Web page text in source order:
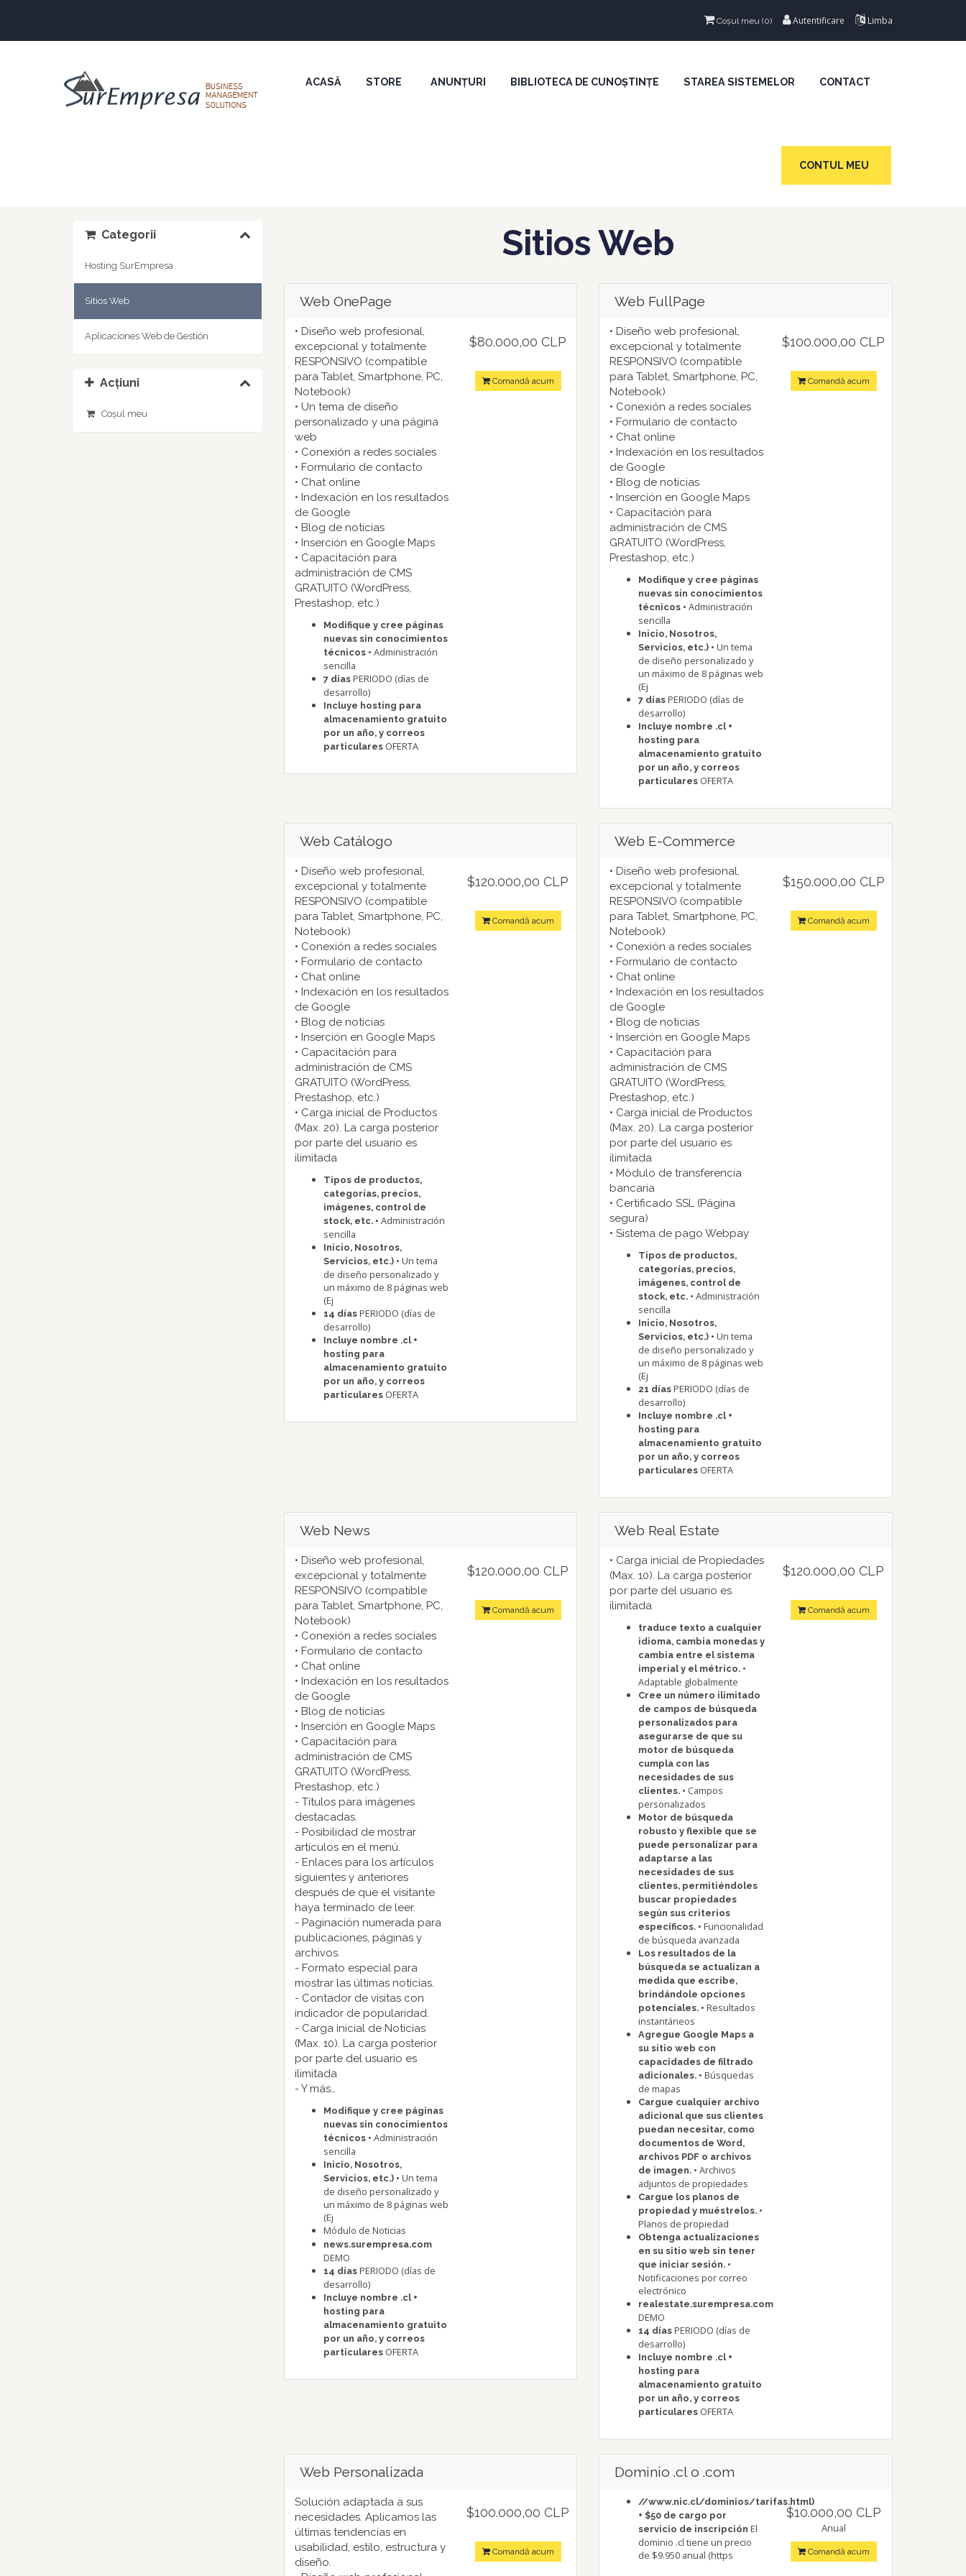
Limba
Autentificare
Coșul meu (0)
ACASĂ STORE ANUNȚURI BIBLIOTECA DE CUNOȘTINȚE STAREA SISTEMELOR CONTACT
CONTUL MEU
Sitios Web
Categorii
Hosting SurEmpresa
Sitios Web
Aplicaciones Web de Gestión
Acțiuni
Coșul meu
Web OnePage
• Diseño web profesional,
excepcional y totalmente
RESPONSIVO (compatible
para Tablet, Smartphone, PC,
Notebook)
• Un tema de diseño
personalizado y una página
web
• Conexión a redes sociales
• Formulario de contacto
• Chat online
• Indexación en los resultados
de Google
• Blog de noticias
• Inserción en Google Maps
• Capacitación para
administración de CMS
GRATUITO (WordPress,
Prestashop, etc.)
Modifique y cree páginas
nuevas sin conocimientos
técnicos• Administración
sencilla
7 díasPERIODO (días de
desarrollo)
Incluye hosting para
almacenamiento gratuito
por un año, y correos
particularesOFERTA
$80.000,00 CLP
Comandă acum
Web FullPage
• Diseño web profesional,
excepcional y totalmente
RESPONSIVO (compatible
para Tablet, Smartphone, PC,
Notebook)
• Conexión a redes sociales
• Formulario de contacto
• Chat online
• Indexación en los resultados
de Google
• Blog de noticias
• Inserción en Google Maps
• Capacitación para
administración de CMS
GRATUITO (WordPress,
Prestashop, etc.)
Modifique y cree páginas
nuevas sin conocimientos
técnicos • Administración
sencilla
Inicio, Nosotros,
Servicios, etc.) • Un tema
de diseño personalizado y
un máximo de 8 páginas web
(Ej
7 días PERIODO (días de
desarrollo)
Incluye nombre .cl +
hosting para
almacenamiento gratuito
por un año, y correos
particulares OFERTA
$100.000,00 CLP
Comandă acum
Web Catálogo
• Diseño web profesional,
excepcional y totalmente
RESPONSIVO (compatible
para Tablet, Smartphone, PC,
Notebook)
• Conexión a redes sociales
• Formulario de contacto
• Chat online
• Indexación en los resultados
de Google
• Blog de noticias
• Inserción en Google Maps
• Capacitación para
administración de CMS
GRATUITO (WordPress,
Prestashop, etc.)
• Carga inicial de Productos
(Max. 20). La carga posterior
por parte del usuario es
ilimitada
Tipos de productos,
categorías, precios,
imágenes, control de
stock, etc.• Administración
sencilla
Inicio, Nosotros,
Servicios, etc.)• Un tema
de diseño personalizado y
un máximo de 8 páginas web
(Ej
14 díasPERIODO (días de
desarrollo)
Incluye nombre .cl +
hosting para
almacenamiento gratuito
por un año, y correos
particularesOFERTA
$120.000,00 CLP
Comandă acum
Web E-Commerce
• Diseño web profesional,
excepcional y totalmente
RESPONSIVO (compatible
para Tablet, Smartphone, PC,
Notebook)
• Conexión a redes sociales
• Formulario de contacto
• Chat online
• Indexación en los resultados
de Google
• Blog de noticias
• Inserción en Google Maps
• Capacitación para
administración de CMS
GRATUITO (WordPress,
Prestashop, etc.)
• Carga inicial de Productos
(Max. 20). La carga posterior
por parte del usuario es
ilimitada
• Módulo de transferencia
bancaria
• Certificado SSL (Página
segura)
• Sistema de pago Webpay
Tipos de productos,
categorías, precios,
imágenes, control de
stock, etc. • Administración
sencilla
Inicio, Nosotros,
Servicios, etc.) • Un tema
de diseño personalizado y
un máximo de 8 páginas web
(Ej
21 días PERIODO (días de
desarrollo)
Incluye nombre .cl +
hosting para
almacenamiento gratuito
por un año, y correos
particulares OFERTA
$150.000,00 CLP
Comandă acum
Web News
• Diseño web profesional,
excepcional y totalmente
RESPONSIVO (compatible
para Tablet, Smartphone, PC,
Notebook)
• Conexión a redes sociales
• Formulario de contacto
• Chat online
• Indexación en los resultados
de Google
• Blog de noticias
• Inserción en Google Maps
• Capacitación para
administración de CMS
GRATUITO (WordPress,
Prestashop, etc.)
- Títulos para imágenes
destacadas.
- Posibilidad de mostrar
artículos en el menú.
- Enlaces para los artículos
siguientes y anteriores
después de que el visitante
haya terminado de leer.
- Paginación numerada para
publicaciones, páginas y
archivos.
- Formato especial para
mostrar las últimas noticias.
- Contador de visitas con
indicador de popularidad.
- Carga inicial de Noticias
(Max. 10). La carga posterior
por parte del usuario es
ilimitada
- Y más…
Modifique y cree páginas
nuevas sin conocimientos
técnicos• Administración
sencilla
Inicio, Nosotros,
Servicios, etc.)• Un tema
de diseño personalizado y
un máximo de 8 páginas web
(Ej
Módulo de Noticias
news.surempresa.com
DEMO
14 díasPERIODO (días de
desarrollo)
Incluye nombre .cl +
hosting para
almacenamiento gratuito
por un año, y correos
particularesOFERTA
$120.000,00 CLP
Comandă acum
Web Real Estate
• Carga inicial de Propiedades
(Max. 10). La carga posterior
por parte del usuario es
ilimitada
traduce texto a cualquier
idioma, cambia monedas y
cambia entre el sistema
imperial y el métrico. •
Adaptable globalmente
Cree un número ilimitado
de campos de búsqueda
personalizados para
asegurarse de que su
motor de búsqueda
cumpla con las
necesidades de sus
clientes. • Campos
personalizados
Motor de búsqueda
robusto y flexible que se
puede personalizar para
adaptarse a las
necesidades de sus
clientes, permitiéndoles
buscar propiedades
según sus criterios
específicos. • Funcionalidad
de búsqueda avanzada
Los resultados de la
búsqueda se actualizan a
medida que escribe,
brindándole opciones
potenciales. • Resultados
instantáneos
Agregue Google Maps a
su sitio web con
capacidades de filtrado
adicionales. • Búsquedas
de mapas
Cargue cualquier archivo
adicional que sus clientes
puedan necesitar, como
documentos de Word,
archivos PDF o archivos
de imagen. • Archivos
adjuntos de propiedades
Cargue los planos de
propiedad y muéstrelos. •
Planos de propiedad
Obtenga actualizaciones
en su sitio web sin tener
que iniciar sesión. •
Notificaciones por correo
electrónico
realestate.surempresa.com
DEMO
14 días PERIODO (días de
desarrollo)
Incluye nombre .cl +
hosting para
almacenamiento gratuito
por un año, y correos
particulares OFERTA
$120.000,00 CLP
Comandă acum
Web Personalizada
Solución adaptada a sus
necesidades. Aplicamos las
últimas tendencias en
usabilidad, estilo, estructura y
diseño.
$100.000,00 CLP
Comandă acum
Dominio .cl o .com
//www.nic.cl/dominios/tarifas.html)
+ $50 de cargo por
servicio de inscripción El
dominio .cl tiene un precio
de $9.950 anual (https
$10.000,00 CLP
Anual
Comandă acum